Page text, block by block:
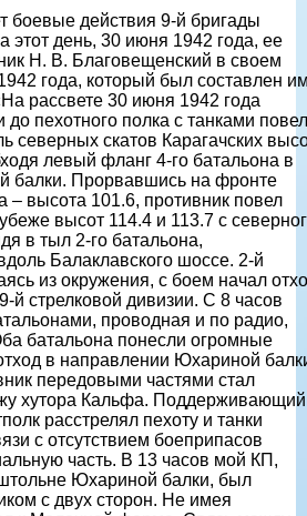
боевые действия 9-й бригады
этот день, 30 июня 1942 года, ее
Н. В. Благовещенский в своем
года, который был составлен
рассвете 30 июня 1942 года
до пехотного полка с танками повел
северных скатов Карагачских
левый фланг 4-го батальона в
балки. Прорвавшись на фронте
– высота 101.6, противник повел
высот 114.4 и 113.7 с
в тыл 2-го батальона,
Балаклавского шоссе. 2-й
из окружения, с боем начал
й стрелковой дивизии. С 8 часов
проводная и по радио,
батальона понесли огромные
в направлении Юхариной
передовыми частями стал
хутора Кальфа. Поддерживающий
расстрелял пехоту и танки
с отсутствием боеприпасов
часть. В 13 часов мой КП,
Юхариной балки, был
с двух сторон. Не имея